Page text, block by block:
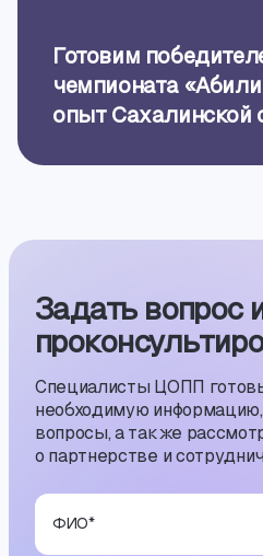
Готовим
чемпионата
опыт Сахалинской
Задать вопрос
Специалисты ЦОПП
необходимую
вопросы, а также
о партнерстве и
ФИО*